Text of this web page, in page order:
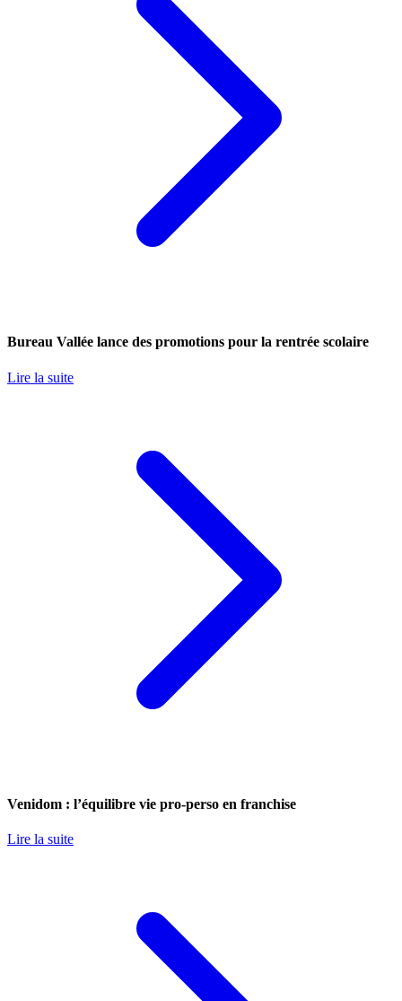
Bureau Vallée lance des promotions pour la rentrée scolaire
Lire la suite
Venidom : l’équilibre vie pro-perso en franchise
Lire la suite